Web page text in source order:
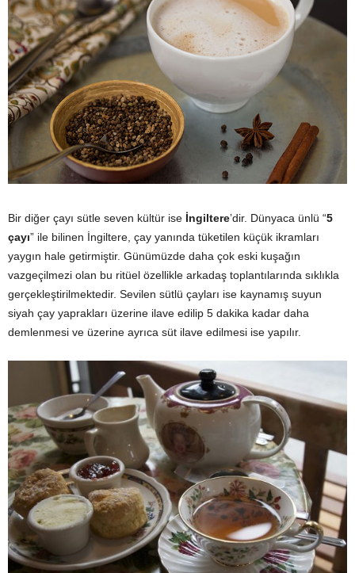
Bir diğer çayı sütle seven kültür ise İngiltere’dir. Dünyaca ünlü “5
çayı” ile bilinen İngiltere, çay yanında tüketilen küçük ikramları
yaygın hale getirmiştir. Günümüzde daha çok eski kuşağın
vazgeçilmezi olan bu ritüel özellikle arkadaş toplantılarında sıklıkla
gerçekleştirilmektedir. Sevilen sütlü çayları ise kaynamış suyun
siyah çay yaprakları üzerine ilave edilip 5 dakika kadar daha
demlenmesi ve üzerine ayrıca süt ilave edilmesi ise yapılır.